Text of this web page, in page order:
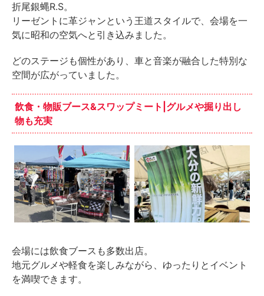
折尾銀蝿R.S。
リーゼントに革ジャンという王道スタイルで、会場を一
気に昭和の空気へと引き込みました。
どのステージも個性があり、車と音楽が融合した特別な
空間が広がっていました。
飲食・物販ブース&スワップミート|グルメや掘り出し
物も充実
会場には飲食ブースも多数出店。
地元グルメや軽食を楽しみながら、ゆったりとイベント
を満喫できます。